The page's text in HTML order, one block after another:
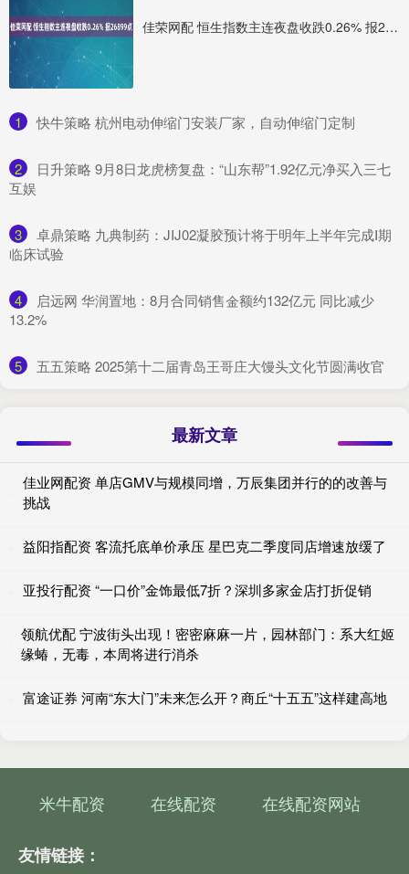
佳荣网配 恒生指数主连夜盘收跌0.26% 报26899点
1 ​快牛策略 杭州电动伸缩门安装厂家，自动伸缩门定制
2
​日升策略 9月8日龙虎榜复盘：“山东帮”1.92亿元净买入三七
互娱
3
​卓鼎策略 九典制药：JIJ02凝胶预计将于明年上半年完成Ⅰ期
临床试验
4
​启远网 华润置地：8月合同销售金额约132亿元 同比减少
13.2%
5 ​五五策略 2025第十二届青岛王哥庄大馒头文化节圆满收官
最新文章
佳业网配资 单店GMV与规模同增，万辰集团并行的的改善与
挑战
益阳指配资 客流托底单价承压 星巴克二季度同店增速放缓了
亚投行配资 “一口价”金饰最低7折？深圳多家金店打折促销
领航优配 宁波街头出现！密密麻麻一片，园林部门：系大红姬
缘蝽，无毒，本周将进行消杀
富途证券 河南“东大门”未来怎么开？商丘“十五五”这样建高地
米牛配资 在线配资 在线配资网站
友情链接：